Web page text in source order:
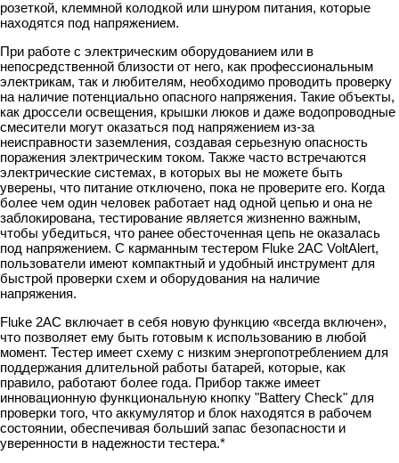
розеткой, клеммной колодкой или шнуром питания, которые
находятся под напряжением.
При работе с электрическим оборудованием или в
непосредственной близости от него, как профессиональным
электрикам, так и любителям, необходимо проводить проверку
на наличие потенциально опасного напряжения. Такие объекты,
как дроссели освещения, крышки люков и даже водопроводные
смесители могут оказаться под напряжением из-за
неисправности заземления, создавая серьезную опасность
поражения электрическим током. Также часто встречаются
электрические системах, в которых вы не можете быть
уверены, что питание отключено, пока не проверите его. Когда
более чем один человек работает над одной цепью и она не
заблокирована, тестирование является жизненно важным,
чтобы убедиться, что ранее обесточенная цепь не оказалась
под напряжением. С карманным тестером Fluke 2AC VoltAlert,
пользователи имеют компактный и удобный инструмент для
быстрой проверки схем и оборудования на наличие
напряжения.
Fluke 2AC включает в себя новую функцию «всегда включен»,
что позволяет ему быть готовым к использованию в любой
момент. Тестер имеет схему с низким энергопотреблением для
поддержания длительной работы батарей, которые, как
правило, работают более года. Прибор также имеет
инновационную функциональную кнопку "Battery Check" для
проверки того, что аккумулятор и блок находятся в рабочем
состоянии, обеспечивая больший запас безопасности и
уверенности в надежности тестера.*